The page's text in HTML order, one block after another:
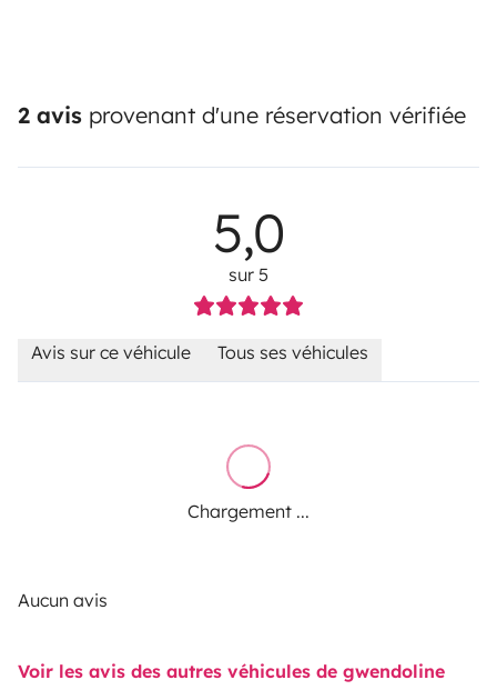
2 avis provenant d'une réservation vérifiée
5,0
sur 5
Avis sur ce véhicule Tous ses véhicules
Chargement ...
Aucun avis
Voir les avis des autres véhicules de gwendoline